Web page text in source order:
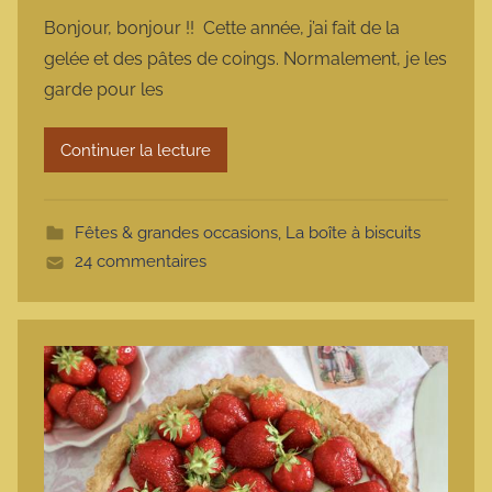
r
m
t
Bonjour, bonjour !! Cette année, j’ai fait de la
gelée et des pâtes de coings. Normalement, je les
garde pour les
Continuer la lecture
Fêtes & grandes occasions, La boîte à biscuits
24 commentaires